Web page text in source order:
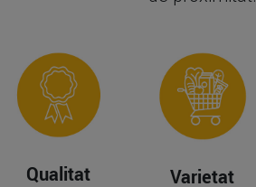
Qualitat Varietat